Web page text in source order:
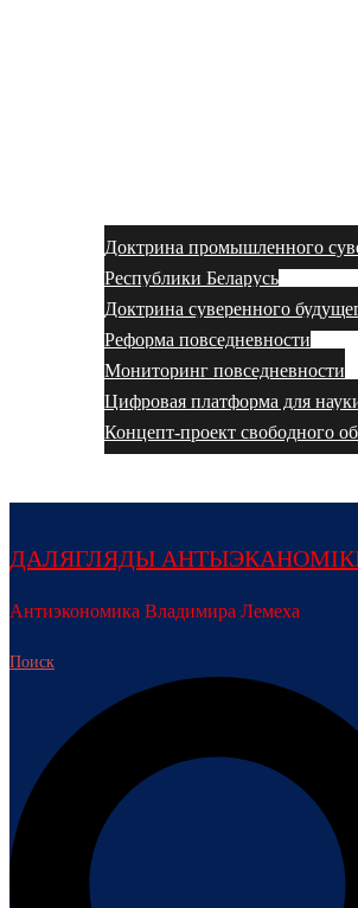
Доктрина промышленного
Республики Беларусь
Доктрина суверенного
Реформа повседневности
Мониторинг повседневности
Цифровая платформа для
Концепт-проект свободного
ДАЛЯГЛЯДЫ
Антиэкономика Владимира Лемеха
Поиск